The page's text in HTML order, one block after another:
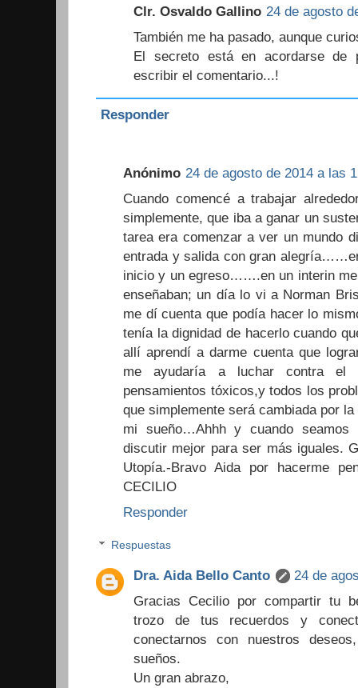
Clr. Osvaldo Gallino 24 de agosto
También me ha pasado, aunque
El secreto está en acordarse de
escribir el comentario...!
Responder
Anónimo 24 de agosto de 2014 a las
Cuando comencé a trabajar
simplemente, que iba a ganar un
tarea era comenzar a ver un mundo
entrada y salida con gran
inicio y un egreso…….en un interin
enseñaban; un día lo vi a Norman
me dí cuenta que podía hacer lo
tenía la dignidad de hacerlo cuando
allí aprendí a darme cuenta que
me ayudaría a luchar contra el
pensamientos tóxicos,y todos los
que simplemente será cambiada por
mi sueño…Ahhh y cuando seamos
discutir mejor para ser más iguales.
Utopía.-Bravo Aida por hacerme
CECILIO
Responder
Respuestas
Dra. Aida Bello Canto
24 de
Gracias Cecilio por compartir tu
trozo de tus recuerdos y
conectarnos con nuestros
sueños.
Un gran abrazo,